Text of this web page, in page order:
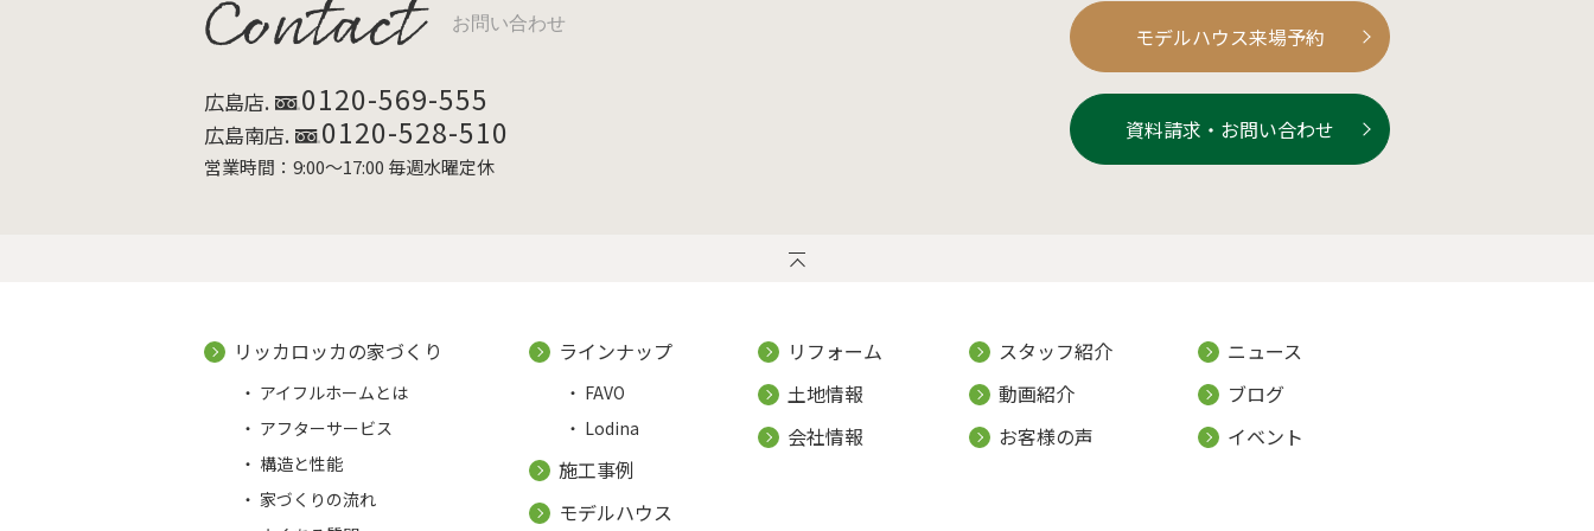
Contact お問い合わせ
広島店. 0120-569-555
広島南店. 0120-528-510
営業時間：9:00～17:00 毎週水曜定休
モデルハウス来場予約
資料請求・お問い合わせ
リッカロッカの家づくり
アイフルホームとは
アフターサービス
構造と性能
家づくりの流れ
ラインナップ
FAVO
Lodina
施工事例
モデルハウス
リフォーム
土地情報
会社情報
スタッフ紹介
動画紹介
お客様の声
ニュース
ブログ
イベント